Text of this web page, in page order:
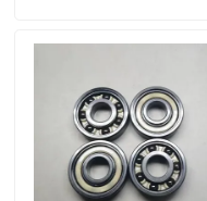
VR toon
Over ons
Fabrieksreis